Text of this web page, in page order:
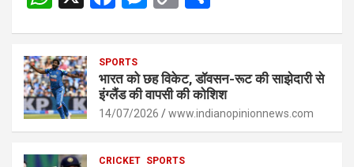
s
A
p
p
b
o
o
n
g
er
Li
n
k
e
SPORTS
भारत को छह विकेट, डॉवसन-रूट की साझेदारी से
इंग्लैंड की वापसी की कोशिश
14/07/2026 www.indianopinionnews.com
CRICKET SPORTS